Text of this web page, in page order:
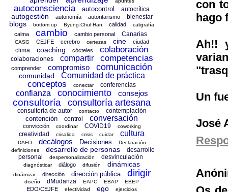
con
hago
Ah!!
Un
José
autoconsciencia autocontrol autocrítica
autogestión autonomía autoritarismo bienestar
blogs bottom up Byung-Chul Han calidad caligrafía
calma cambio cambio personal Canarias
CASG CEJFE cerebro certezas cine ciudad
clima coaching cócteles colaboración
colaboraciones compartir competencias
comprender compromiso comunicación
comunidad Comunidad de práctica
conceptos conectar conferencias
confianza conocimiento consejos
consultoría consultoría artesana
consultoría de autor contacto contemplación
contención control conversación
convicción coordinar COVID19 coworking
creatividad crisalida crisis cuidar cultura
DAFO decálogos Decisiones
Declaración
definiciones
desarrollo de personas
desarrollo
personal
despersonalización desvinculación
diagnósticar diálogo difusión dinámicas
dinámizar dirección dirección pública dirigir
diseño dMudanza EAPC EBAP EBEP
EDO/CEJFE efectividad ego ejercicios